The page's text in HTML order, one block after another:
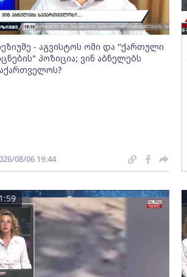
- აგვისტოს ომი და "ქართული
პოზიცია; ვინ აბნელებს
08/06 19:44